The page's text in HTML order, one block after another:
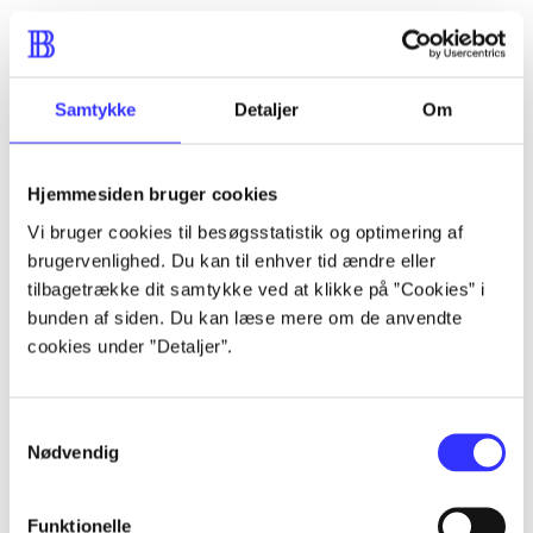
Samtykke Detaljer Om
Hjemmesiden bruger cookies
Vi bruger cookies til besøgsstatistik og optimering af
brugervenlighed. Du kan til enhver tid ændre eller
tilbagetrække dit samtykke ved at klikke på ”Cookies” i
bunden af siden. Du kan læse mere om de anvendte
cookies under ”Detaljer”.
Nødvendig
Funktionelle
...
...
...
...